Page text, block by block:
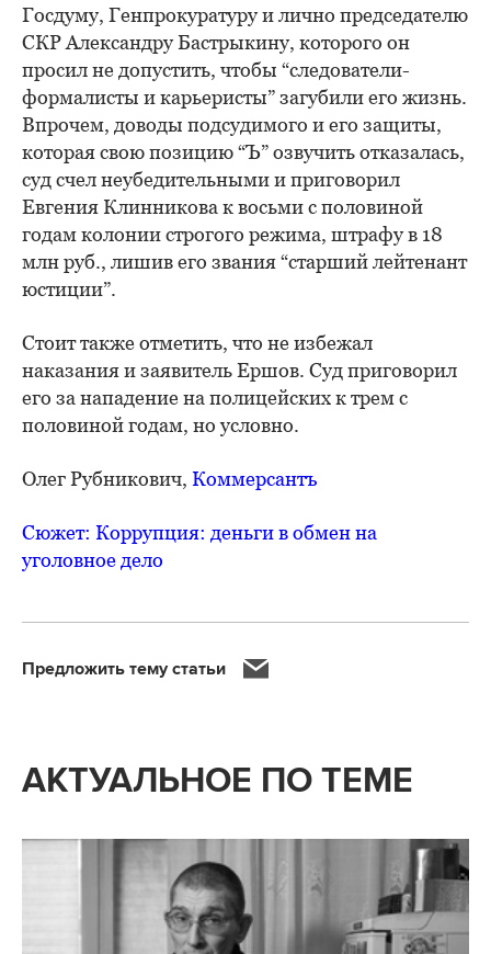
Госдуму, Генпрокуратуру и лично председателю
СКР Александру Бастрыкину, которого он
просил не допустить, чтобы “следователи-
формалисты и карьеристы” загубили его жизнь.
Впрочем, доводы подсудимого и его защиты,
которая свою позицию “Ъ” озвучить отказалась,
суд счел неубедительными и приговорил
Евгения Клинникова к восьми с половиной
годам колонии строгого режима, штрафу в 18
млн руб., лишив его звания “старший лейтенант
юстиции”.
Стоит также отметить, что не избежал
наказания и заявитель Ершов. Суд приговорил
его за нападение на полицейских к трем с
половиной годам, но условно.
Олег Рубникович, Коммерсантъ
Сюжет: Коррупция: деньги в обмен на
уголовное дело
Предложить тему статьи
АКТУАЛЬНОЕ ПО ТЕМЕ